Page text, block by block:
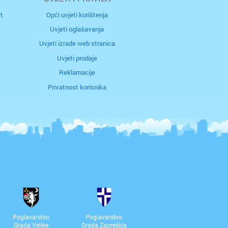
Opći uvjeti korištenja
Uvjeti oglašavanja
Uvjeti izrade web stranica
Uvjeti prodaje
Reklamacije
Privatnost korisnika
Poglavarstvo
Grada Velike
Poglavarstvo
Grada Zaprešića